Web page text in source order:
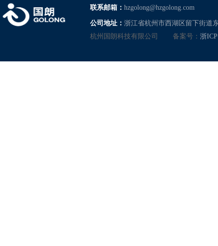
联系邮箱： hzgolong@hzgolong.com
公司地址： 浙江省杭州市西湖区留下街道
杭州国朗科技有限公司
备案号： 浙